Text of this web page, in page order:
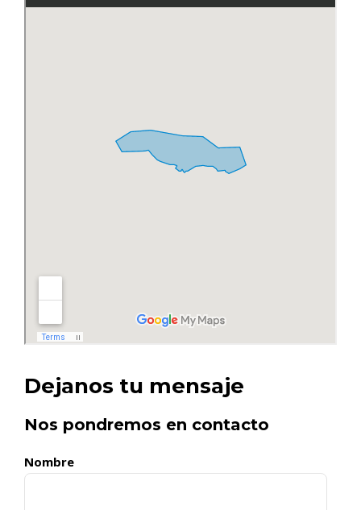
Dejanos tu mensaje
Nos pondremos en contacto
Nombre